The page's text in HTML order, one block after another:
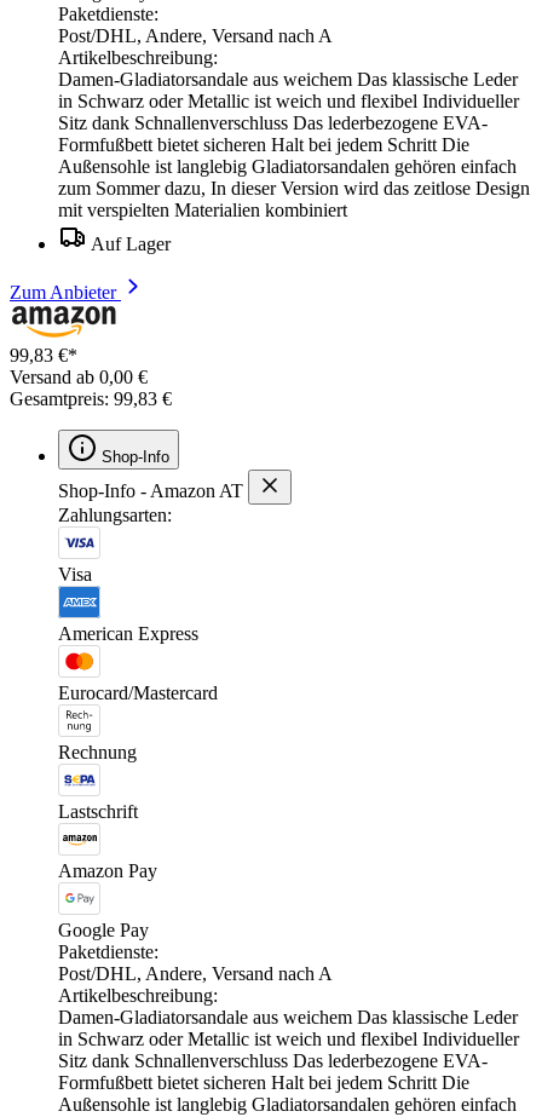
Paketdienste:
Post/DHL, Andere, Versand nach A
Artikelbeschreibung:
Damen-Gladiatorsandale aus weichem Das klassische Leder
in Schwarz oder Metallic ist weich und flexibel Individueller
Sitz dank Schnallenverschluss Das lederbezogene EVA-
Formfußbett bietet sicheren Halt bei jedem Schritt Die
Außensohle ist langlebig Gladiatorsandalen gehören einfach
zum Sommer dazu, In dieser Version wird das zeitlose Design
mit verspielten Materialien kombiniert
Auf Lager
Zum Anbieter
99,83 €*
Versand ab 0,00 €
Gesamtpreis: 99,83 €
Shop-Info
Shop-Info - Amazon AT
Zahlungsarten:
Visa
American Express
Eurocard/Mastercard
Rechnung
Lastschrift
Amazon Pay
Google Pay
Paketdienste:
Post/DHL, Andere, Versand nach A
Artikelbeschreibung:
Damen-Gladiatorsandale aus weichem Das klassische Leder
in Schwarz oder Metallic ist weich und flexibel Individueller
Sitz dank Schnallenverschluss Das lederbezogene EVA-
Formfußbett bietet sicheren Halt bei jedem Schritt Die
Außensohle ist langlebig Gladiatorsandalen gehören einfach